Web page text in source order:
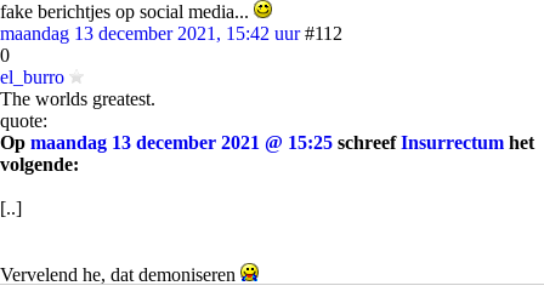
fake berichtjes op social media...
maandag 13 december 2021, 15:42 uur #112
0
el_burro
The worlds greatest.
quote:
Op maandag 13 december 2021 @ 15:25 schreefInsurrectum het
volgende:
[..]
Vervelend he, dat demoniseren